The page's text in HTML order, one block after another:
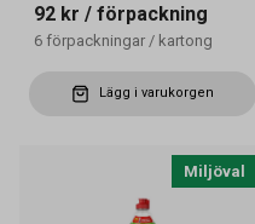
92 kr / förpackning
6 förpackningar / kartong
Lägg i varukorgen
Miljöval